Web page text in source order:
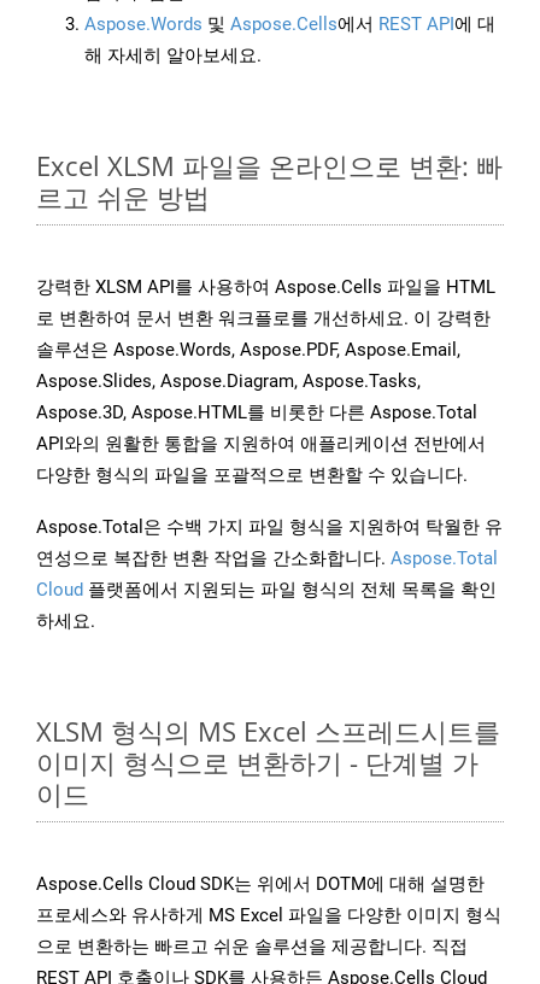
Aspose.Words 및 Aspose.Cells에서 REST API에 대
해 자세히 알아보세요.
Excel XLSM 파일을 온라인으로 변환: 빠
르고 쉬운 방법
강력한 XLSM API를 사용하여 Aspose.Cells 파일을 HTML
로 변환하여 문서 변환 워크플로를 개선하세요. 이 강력한
솔루션은 Aspose.Words, Aspose.PDF, Aspose.Email,
Aspose.Slides, Aspose.Diagram, Aspose.Tasks,
Aspose.3D, Aspose.HTML를 비롯한 다른 Aspose.Total
API와의 원활한 통합을 지원하여 애플리케이션 전반에서
다양한 형식의 파일을 포괄적으로 변환할 수 있습니다.
Aspose.Total은 수백 가지 파일 형식을 지원하여 탁월한 유
연성으로 복잡한 변환 작업을 간소화합니다. Aspose.Total
Cloud 플랫폼에서 지원되는 파일 형식의 전체 목록을 확인
하세요.
XLSM 형식의 MS Excel 스프레드시트를
이미지 형식으로 변환하기 - 단계별 가
이드
Aspose.Cells Cloud SDK는 위에서 DOTM에 대해 설명한
프로세스와 유사하게 MS Excel 파일을 다양한 이미지 형식
으로 변환하는 빠르고 쉬운 솔루션을 제공합니다. 직접
REST API 호출이나 SDK를 사용하든 Aspose.Cells Cloud